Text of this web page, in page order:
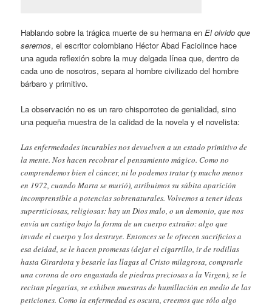
Hablando sobre la trágica muerte de su hermana enEl olvido que
seremos, el escritor colombiano Héctor Abad Faciolince hace
una aguda reflexión sobre la muy delgada línea que, dentro de
cada uno de nosotros, separa al hombre civilizado del hombre
bárbaro y primitivo.
La observación no es un raro chisporroteo de genialidad, sino
una pequeña muestra de la calidad de la novela y el novelista:
Las enfermedades incurables nos devuelven a un estado primitivo de
la mente. Nos hacen recobrar el pensamiento mágico. Como no
comprendemos bien el cáncer, ni lo podemos tratar (y mucho menos
en 1972, cuando Marta se murió), atribuimos su súbita aparición
incomprensible a potencias sobrenaturales. Volvemos a tener ideas
supersticiosas, religiosas: hay un Dios malo, o un demonio, que nos
envía un castigo bajo la forma de un cuerpo extraño: algo que
invade el cuerpo y los destruye. Entonces se le ofrecen sacrificios a
esa deidad, se le hacen promesas (dejar el cigarrillo, ir de rodillas
hasta Girardota y besarle las llagas al Cristo milagrosa, comprarle
una corona de oro engastada de piedras preciosas a la Virgen), se le
recitan plegarias, se exhiben muestras de humillación en medio de las
peticiones. Como la enfermedad es oscura, creemos que sólo algo